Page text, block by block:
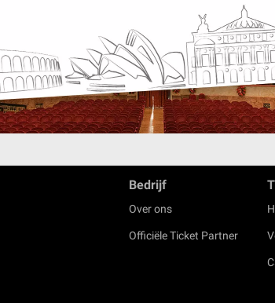
Bedrijf
Over ons
Officiële Ticket Partner